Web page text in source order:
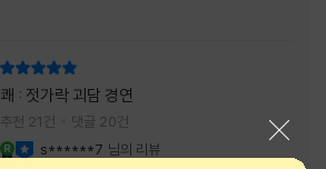
쾌 : 젓가락 괴담 경연
추천 21건 댓글 20건
s******7 님의 리뷰